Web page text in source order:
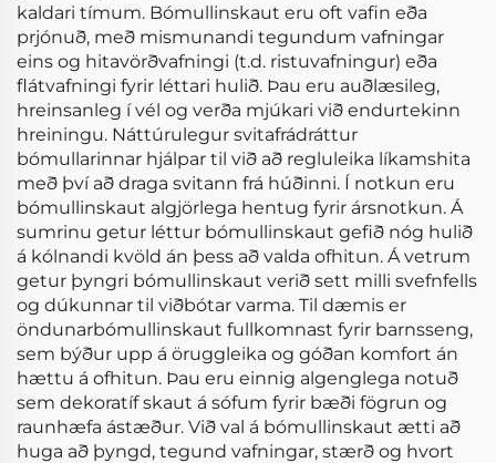
kaldari tímum. Bómullinskaut eru oft vafin eða
prjónuð, með mismunandi tegundum vafningar
eins og hitavörðvafningi (t.d. ristuvafningur) eða
flátvafningi fyrir léttari hulið. Þau eru auðlæsileg,
hreinsanleg í vél og verða mjúkari við endurtekinn
hreiningu. Náttúrulegur svitafrádráttur
bómullarinnar hjálpar til við að regluleika líkamshita
með því að draga svitann frá húðinni. Í notkun eru
bómullinskaut algjörlega hentug fyrir ársnotkun. Á
sumrinu getur léttur bómullinskaut gefið nóg hulið
á kólnandi kvöld án þess að valda ofhitun. Á vetrum
getur þyngri bómullinskaut verið sett milli svefnfells
og dúkunnar til viðbótar varma. Til dæmis er
öndunarbómullinskaut fullkomnast fyrir barnsseng,
sem býður upp á öruggleika og góðan komfort án
hættu á ofhitun. Þau eru einnig algenglega notuð
sem dekoratíf skaut á sófum fyrir bæði fögrun og
raunhæfa ástæður. Við val á bómullinskaut ætti að
huga að þyngd, tegund vafningar, stærð og hvort